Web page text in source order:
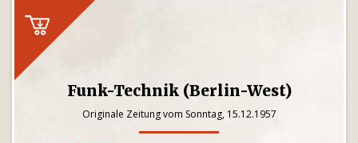
Funk-Technik (Berlin-West)
Originale Zeitung vom Sonntag, 15.12.1957